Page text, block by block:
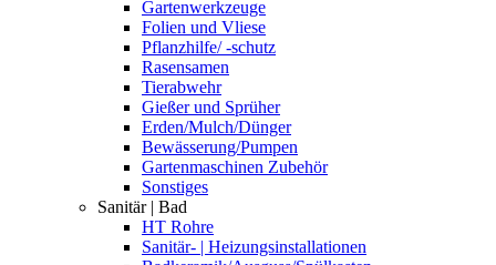
Gartenwerkzeuge
Folien und Vliese
Pflanzhilfe/ -schutz
Rasensamen
Tierabwehr
Gießer und Sprüher
Erden/Mulch/Dünger
Bewässerung/Pumpen
Gartenmaschinen Zubehör
Sonstiges
Sanitär | Bad
HT Rohre
Sanitär- | Heizungsinstallationen